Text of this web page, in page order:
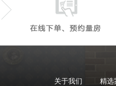
关于我们
精选